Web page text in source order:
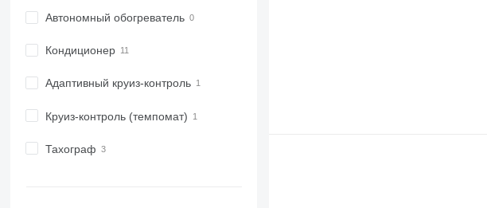
Автономный обогреватель
Кондиционер
Адаптивный круиз-контроль
Круиз-контроль (темпомат)
Тахограф